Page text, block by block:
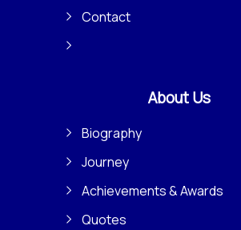
Contact
About Us
Biography
Journey
Achievements & Awards
Quotes